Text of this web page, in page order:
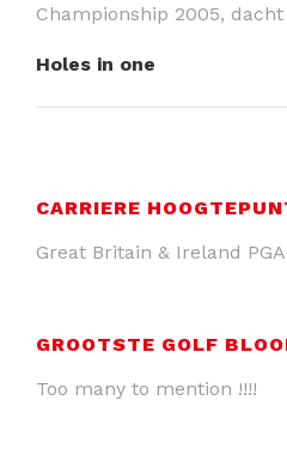
Championship 2005, dacht
Holes in one
CARRIERE
Great Britain & Ireland
GROOTSTE GOLF
Too many to mention !!!!